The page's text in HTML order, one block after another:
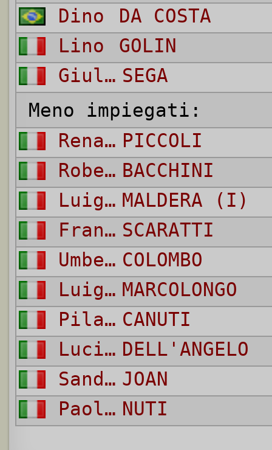
Dino
DA COSTA
Lino
GOLIN
Giulio SEGA
Meno impiegati:
Renato PICCOLI
Roberto BACCHINI
Luigi MALDERA (I)
Francesco SCARATTI
Umberto COLOMBO
Luigi MARCOLONGO
Pilade CANUTI
Lucio DELL'ANGELO
Sandro JOAN
Paolo NUTI